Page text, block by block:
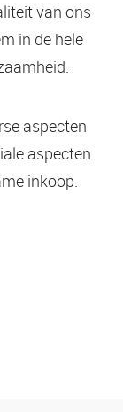
van ons
in de hele
aspecten
aspecten
inkoop.